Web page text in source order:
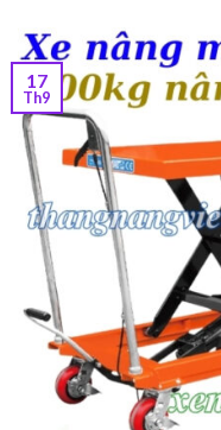
17
Th9